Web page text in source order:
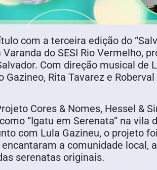
com a terceira edição do
do SESI Rio Vermelho,
Com direção musical de
Gazineo, Rita Tavarez e
Cores & Nomes, Hessel &
“Igatu em Serenata” na vila
com Lula Gazineu, o projeto
a comunidade local,
serenatas originais.